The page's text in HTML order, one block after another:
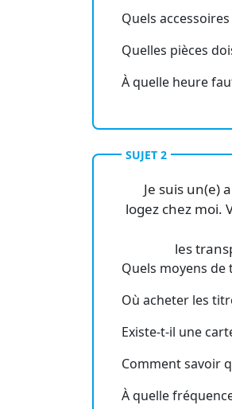
Quels
Quelles pièces
À quelle heure
SUJET 2
Je suis un(e)
logez chez moi.
les
Quels moyens
Où acheter les
Existe-t-il une
Comment savoir
À quelle